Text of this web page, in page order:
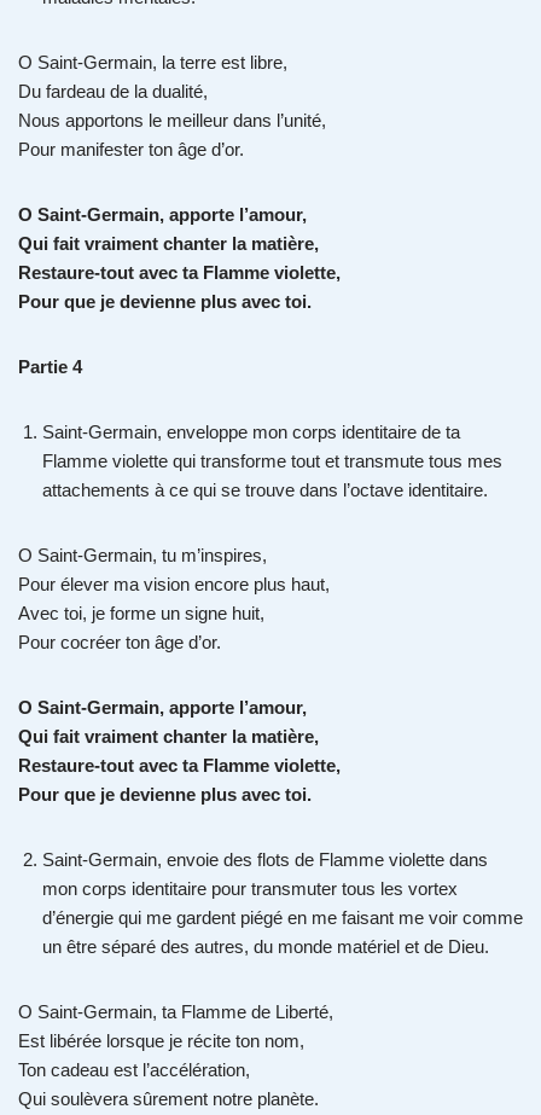
O Saint-Germain, la terre est libre,
Du fardeau de la dualité,
Nous apportons le meilleur dans l’unité,
Pour manifester ton âge d’or.
O Saint-Germain, apporte l’amour,
Qui fait vraiment chanter la matière,
Restaure-tout avec ta Flamme violette,
Pour que je devienne plus avec toi.
Partie 4
Saint-Germain, enveloppe mon corps identitaire de ta
Flamme violette qui transforme tout et transmute tous mes
attachements à ce qui se trouve dans l’octave identitaire.
O Saint-Germain, tu m’inspires,
Pour élever ma vision encore plus haut,
Avec toi, je forme un signe huit,
Pour cocréer ton âge d’or.
O Saint-Germain, apporte l’amour,
Qui fait vraiment chanter la matière,
Restaure-tout avec ta Flamme violette,
Pour que je devienne plus avec toi.
Saint-Germain, envoie des flots de Flamme violette dans
mon corps identitaire pour transmuter tous les vortex
d’énergie qui me gardent piégé en me faisant me voir comme
un être séparé des autres, du monde matériel et de Dieu.
O Saint-Germain, ta Flamme de Liberté,
Est libérée lorsque je récite ton nom,
Ton cadeau est l’accélération,
Qui soulèvera sûrement notre planète.